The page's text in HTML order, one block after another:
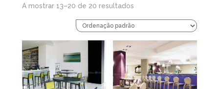
A mostrar 13–20 de 20 resultados